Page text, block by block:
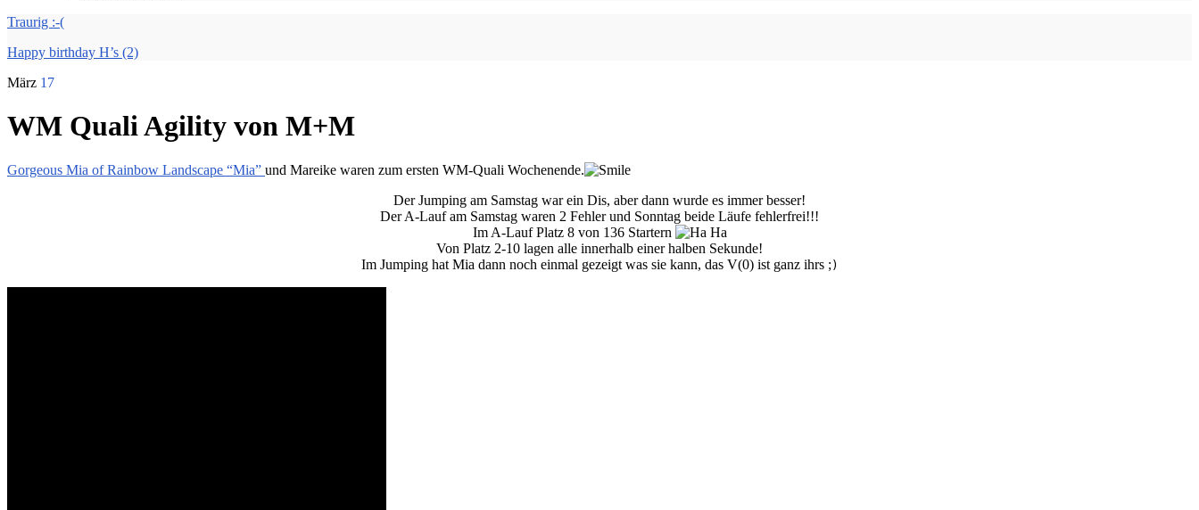
Traurig :-(
Happy birthday H’s (2)
März 17
WM Quali Agility von M+M
Gorgeous Mia of Rainbow Landscape “Mia” und Mareike waren zum ersten WM-Quali Wochenende.
Der Jumping am Samstag war ein Dis, aber dann wurde es immer besser!
Der A-Lauf am Samstag waren 2 Fehler und Sonntag beide Läufe fehlerfrei!!!
Im A-Lauf Platz 8 von 136 Startern
Von Platz 2-10 lagen alle innerhalb einer halben Sekunde!
Im Jumping hat Mia dann noch einmal gezeigt was sie kann, das V(0) ist ganz ihrs ; )